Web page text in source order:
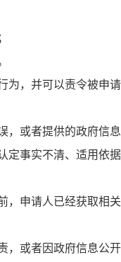
，并可以责令被申
或者提供的政府信
事实不清、适用依
申请人已经获取相
或者因政府信息公